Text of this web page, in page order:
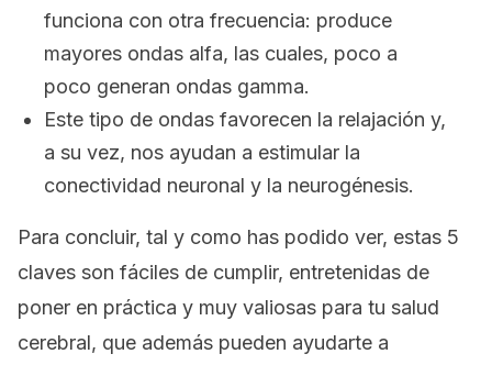
funciona con otra frecuencia: produce
mayores ondas alfa, las cuales, poco a
poco generan ondas gamma.
Este tipo de ondas favorecen la relajación y,
a su vez, nos ayudan a estimular la
conectividad neuronal y la neurogénesis.
Para concluir, tal y como has podido ver, estas 5
claves son fáciles de cumplir, entretenidas de
poner en práctica y muy valiosas para tu salud
cerebral, que además pueden ayudarte a